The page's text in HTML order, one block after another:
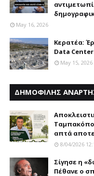
May 16, 2026
Κερατέα:
Data
May 15, 2026
ΔΗΜΟΦΙΛΗΣ
απτά
8/04/2026
Σίγησε η
Πέθανε o